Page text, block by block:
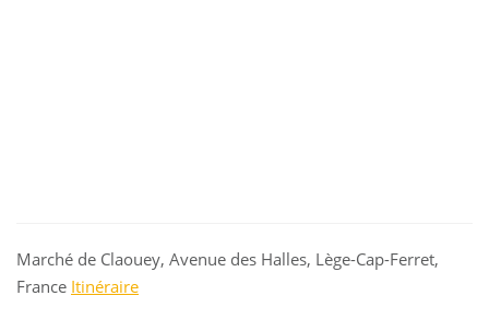
Marché de Claouey, Avenue des Halles, Lège-Cap-Ferret,
France Itinéraire